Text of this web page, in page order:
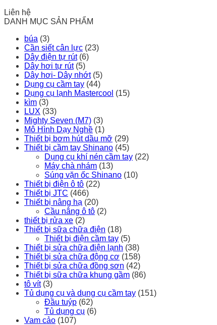
Liên hệ
DANH MỤC SẢN PHẨM
búa (3)
Cần siết cân lực (23)
Dây điện tự rút (6)
Dây hơi tự rút (5)
Dây hơi- Dây nhớt (5)
Dụng cụ cầm tay (44)
Dụng cụ lạnh Mastercool (15)
kìm (3)
LUX (33)
Mighty Seven (M7) (3)
Mô Hình Dạy Nghề (1)
Thiết bị bơm hút dầu mỡ (29)
Thiết bị cầm tay Shinano (45)
Dụng cụ khí nén cầm tay (22)
Máy chà nhám (13)
Súng vặn ốc Shinano (10)
Thiết bị điện ô tô (22)
Thiết bị JTC (466)
Thiết bị nâng hạ (20)
Cầu nâng ô tô (2)
thiết bị rửa xe (2)
Thiết bị sữa chữa điện (18)
Thiết bị điện cầm tay (5)
Thiết bị sửa chữa điện lạnh (38)
Thiết bị sửa chữa động cơ (158)
Thiết bị sửa chữa đồng sơn (42)
Thiết bị sữa chữa khung gầm (86)
tô vít (3)
Tủ dụng cụ và dụng cụ cầm tay (151)
Đầu tuýp (62)
Tủ dụng cụ (6)
Vam cảo (107)